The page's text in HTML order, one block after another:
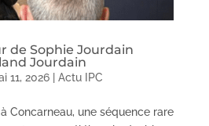
de Sophie Jourdain
Jourdain
11, 2026| Actu IPC
Concarneau, une séquence rare